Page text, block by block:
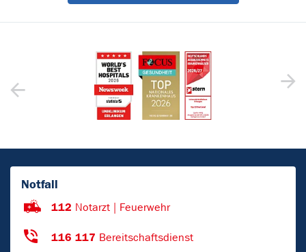
Notfall
112 Notarzt | Feuerwehr
116 117 Bereitschaftsdienst